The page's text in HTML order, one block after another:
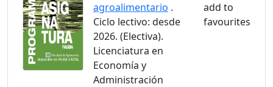
agroalimentario .
Ciclo lectivo: desde
2026. (Electiva).
Licenciatura en
Economía y
Administración